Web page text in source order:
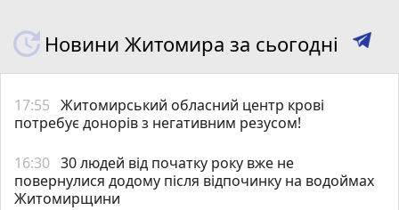
Новини Житомира за сьогодні
17:55 Житомирський обласний центр крові
потребує донорів з негативним резусом!
16:30 30 людей від початку року вже не
повернулися додому після відпочинку на водоймах
Житомирщини